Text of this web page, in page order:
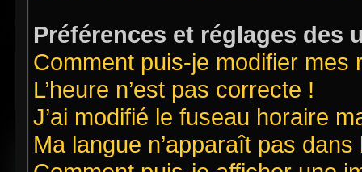
Préférences et réglages des
Comment puis-je modifier mes
L’heure n’est pas correcte !
J’ai modifié le fuseau horaire
Ma langue n’apparaît pas dans